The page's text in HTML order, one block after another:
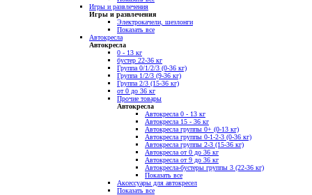
Игры и развлечения
Игры и развлечения
Электрокачели, шезлонги
Показать все
Автокресла
Автокресла
0 - 13 кг
бустер 22-36 кг
Группа 0/1/2/3 (0-36 кг)
Группа 1/2/3 (9-36 кг)
Группа 2/3 (15-36 кг)
от 0 до 36 кг
Прочие товары
Автокресла
Автокресла 0 - 13 кг
Автокресла 15 - 36 кг
Автокресла группы 0+ (0-13 кг)
Автокресла группы 0-1-2-3 (0-36 кг)
Автокресла группы 2-3 (15-36 кг)
Автокресла от 0 до 36 кг
Автокресла от 9 до 36 кг
Автокресла-бустеры группы 3 (22-36 кг)
Показать все
Аксессуары для автокресел
Показать все